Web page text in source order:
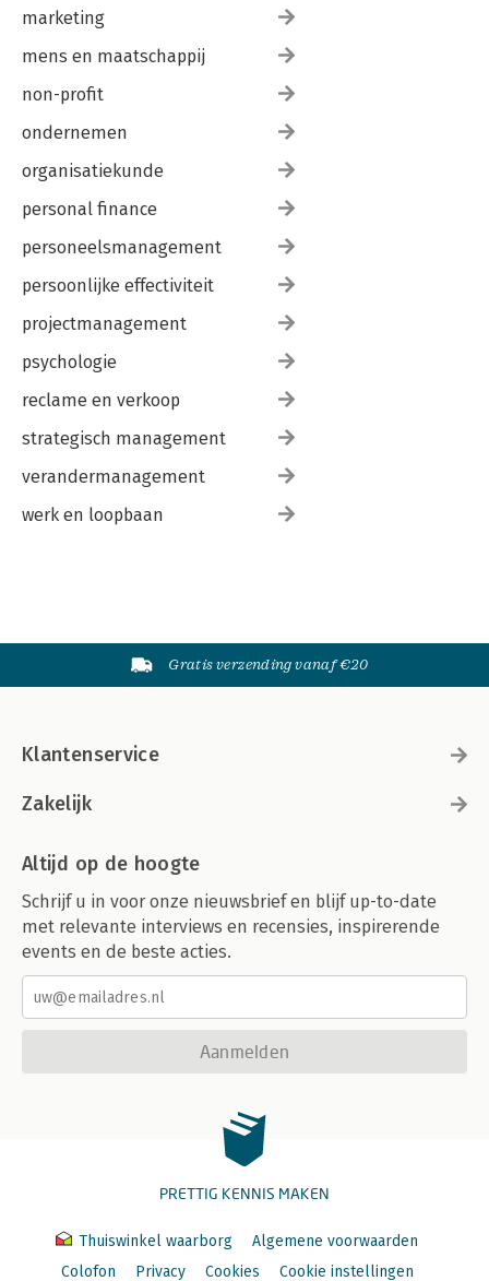
marketing
mens en maatschappij
non-profit
ondernemen
organisatiekunde
personal finance
personeelsmanagement
persoonlijke effectiviteit
projectmanagement
psychologie
reclame en verkoop
strategisch management
verandermanagement
werk en loopbaan
Gratis verzending vanaf €20
Klantenservice
Zakelijk
Altijd op de hoogte
Schrijf u in voor onze nieuwsbrief en blijf up-to-date
met relevante interviews en recensies, inspirerende
events en de beste acties.
Aanmelden
PRETTIG KENNIS MAKEN
Thuiswinkel waarborg
Algemene voorwaarden
Colofon
Privacy Cookies Cookie instellingen